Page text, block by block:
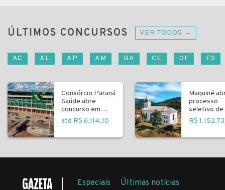
ÚLTIMOS CONCURSOS VER TODOS →
AC AL AP AM BA CE DF ES
Consórcio Paraná
Saúde abre
concurso em
Curitiba
até R$ 6.114,10
Maquiné
processo
seletivo de
R$ 1.152,73
Especiais
Últimas notícias